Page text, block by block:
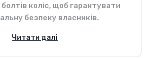
коліс, щоб гарантувати
безпеку власників.
Читати далі